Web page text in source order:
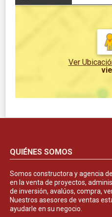
Ver
QUIÉNES SOMOS
Somos constructora y agencia
en la venta de proyectos,
de inversión, avalúos, compra,
Nuestros asesores de ventas
ayudarle en su negocio.